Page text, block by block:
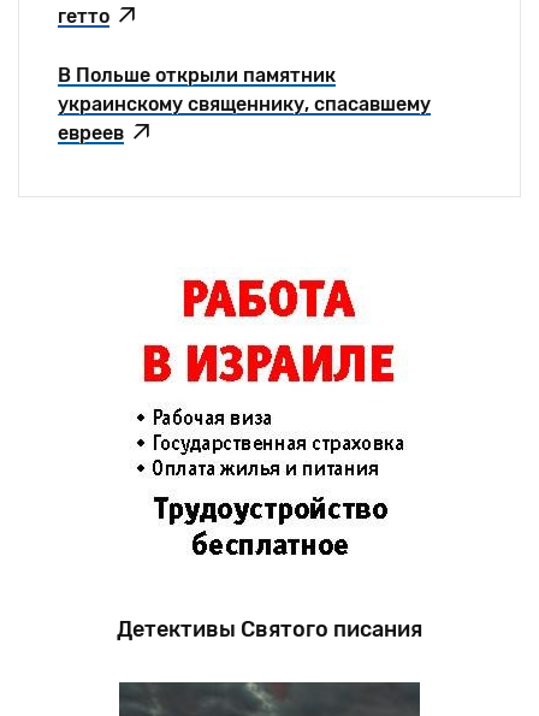
гетто
В Польше открыли памятник
украинскому священнику, спасавшему
евреев
Детективы Святого писания